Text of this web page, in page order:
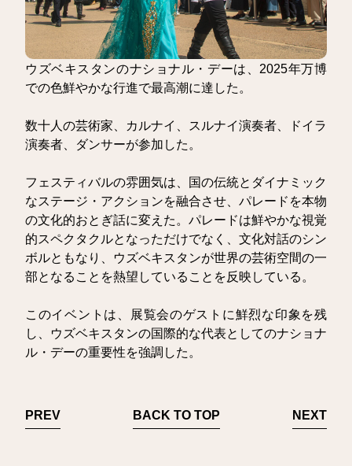
ウズベキスタンのナショナル・デーは、2025年万博
での色鮮やかな行進で最高潮に達した。
数十人の芸術家、カルナイ、スルナイ演奏者、ドイラ
演奏者、ダンサーが参加した。
フェスティバルの雰囲気は、国の伝統とダイナミック
なステージ・アクションを融合させ、パレードを本物
の文化的おとぎ話に変えた。パレードは鮮やかな視覚
的スペクタクルとなっただけでなく、文化対話のシン
ボルともなり、ウズベキスタンが世界の芸術空間の一
部となることを熱望していることを反映している。
このイベントは、展覧会のゲストに鮮烈な印象を残
し、ウズベキスタンの国際的な代表としてのナショナ
ル・デーの重要性を強調した。
PREV BACK TO TOP NEXT